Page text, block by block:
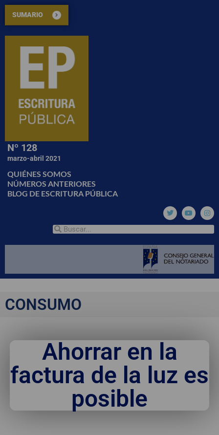
SUMARIO
Nº 128
marzo-abril 2021
QUIÉNES SOMOS
NÚMEROS ANTERIORES
BLOG DE ESCRITURA PÚBLICA
CONSUMO
Ahorrar en la
factura de la luz es
posible